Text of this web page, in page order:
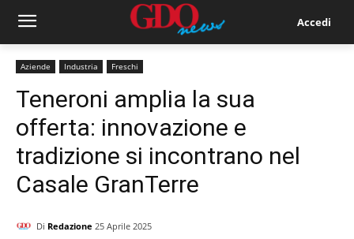
Accedi
Aziende Industria Freschi
Teneroni amplia la sua
offerta: innovazione e
tradizione si incontrano nel
Casale GranTerre
Di Redazione 25 Aprile 2025